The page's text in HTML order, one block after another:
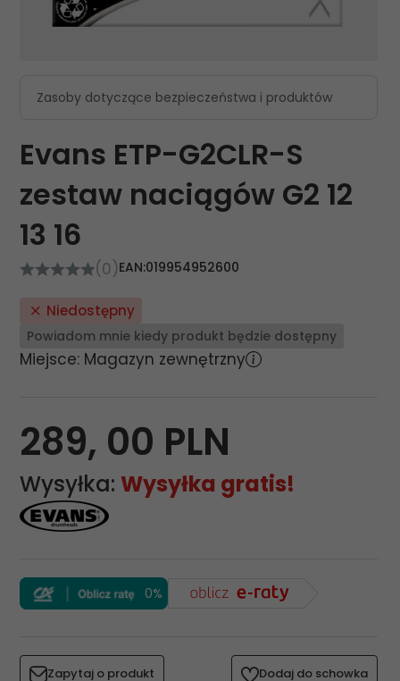
Zasoby dotyczące bezpieczeństwa i produktów
Evans ETP-G2CLR-S
zestaw naciągów G2 12
13 16
(0)EAN:019954952600
Niedostępny
Powiadom mnie kiedy produkt będzie dostępny
Miejsce: Magazyn zewnętrzny
289, 00 PLN
Wysyłka: Wysyłka gratis!
0%
Zapytaj o produkt Dodaj do schowka